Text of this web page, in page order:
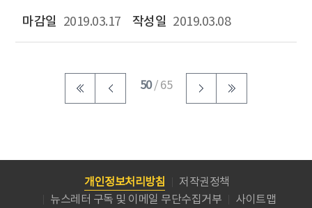
2019.03.17 2019.03.08
50/ 65
개인정보처리방침
저작권정책
뉴스레터 구독 및 이메일 무단수집거부
사이트맵